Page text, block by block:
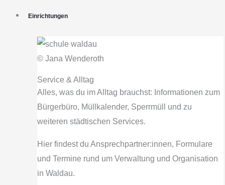
Einrichtungen
© Jana Wenderoth
Service & Alltag
Alles, was du im Alltag brauchst: Informationen zum
Bürgerbüro, Müllkalender, Sperrmüll und zu
weiteren städtischen Services.
Hier findest du Ansprechpartner:innen, Formulare
und Termine rund um Verwaltung und Organisation
in Waldau.